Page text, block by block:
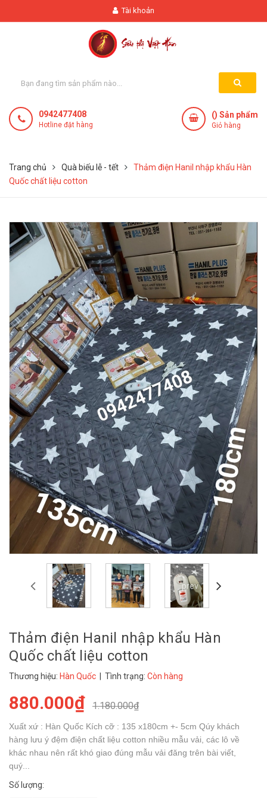
Tài khoản
0942477408
Hotline đặt hàng
() Sản phẩm
Giỏ hàng
Trang chủ Quà biếu lễ - tết
Thảm điện Hanil nhập khẩu Hàn
Quốc chất liệu cotton
prev
Thảm điện Hanil nhập khẩu Hàn
Quốc chất liệu cotton
Thương hiệu: Hàn Quốc | Tình trạng: Còn hàng
880.000₫ 1.180.000₫
Xuất xứ : Hàn Quốc Kích cỡ : 135 x180cm +- 5cm Qúy khách
hàng lưu ý đệm điện chất liệu cotton nhiều mẫu vải, các lô về
khác nhau nên rất khó giao đúng mẫu vải đăng trên bài viết,
quý...
Số lượng: